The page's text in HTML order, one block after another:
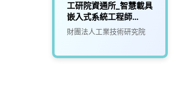
工研院資通所_智慧載具
嵌入式系統工程師
(U303)
財團法人工業技術研究院